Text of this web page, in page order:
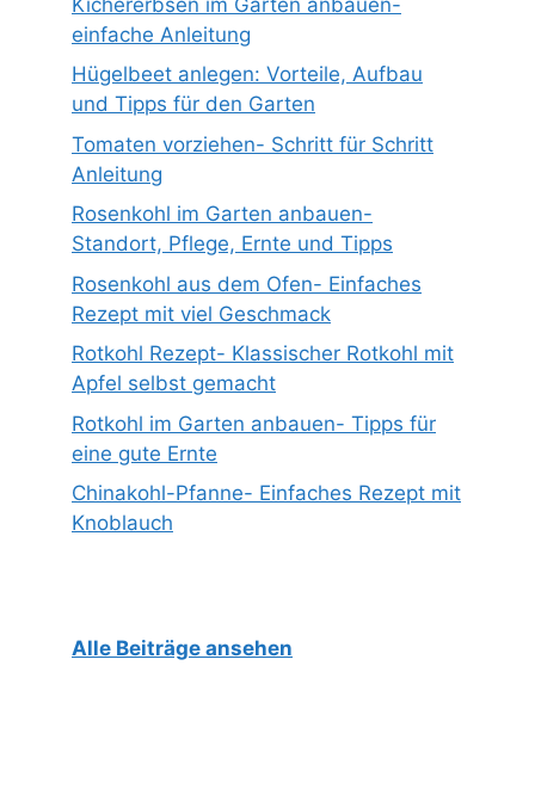
einfache Anleitung
Hügelbeet anlegen: Vorteile, Aufbau
und Tipps für den Garten
Tomaten vorziehen- Schritt für Schritt
Anleitung
Rosenkohl im Garten anbauen-
Standort, Pflege, Ernte und Tipps
Rosenkohl aus dem Ofen- Einfaches
Rezept mit viel Geschmack
Rotkohl Rezept- Klassischer Rotkohl mit
Apfel selbst gemacht
Rotkohl im Garten anbauen- Tipps für
eine gute Ernte
Chinakohl-Pfanne- Einfaches Rezept mit
Knoblauch
Alle Beiträge ansehen